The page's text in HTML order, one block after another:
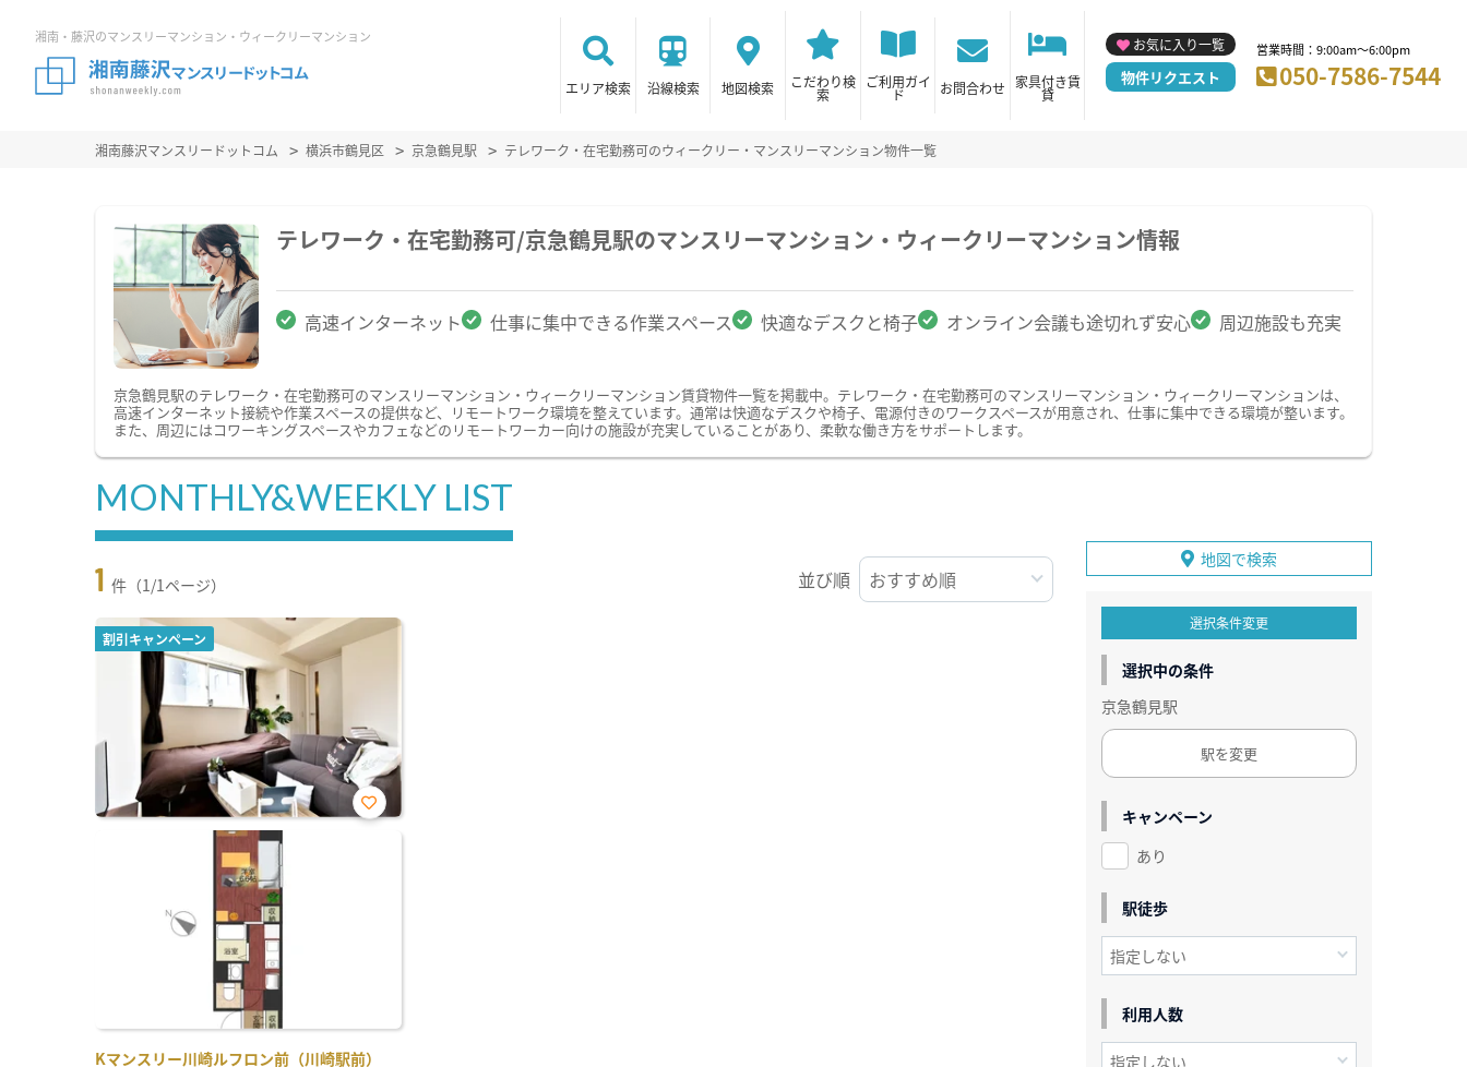
湘南・藤沢のマンスリーマンション・ウィークリーマンション
エリア検索 沿線検索 地図検索 こだわり検
索
ご利用ガイ
ド お問合わせ 家具付き賃
貸
お気に入り一覧
物件リクエスト
営業時間：9:00am～6:00pm
050-7586-7544
湘南藤沢マンスリードットコム 横浜市鶴見区 京急鶴見駅 テレワーク・在宅勤務可のウィークリー・マンスリーマンション物件一覧
テレワーク・在宅勤務可/京急鶴見駅のマンスリーマンション・ウィークリーマンション情報
高速インターネット 仕事に集中できる作業スペース 快適なデスクと椅子 オンライン会議も途切れず安心 周辺施設も充実
京急鶴見駅のテレワーク・在宅勤務可のマンスリーマンション・ウィークリーマンション賃貸物件一覧を掲載中。テレワーク・在宅勤務可のマンスリーマンション・ウィークリーマンションは、
高速インターネット接続や作業スペースの提供など、リモートワーク環境を整えています。通常は快適なデスクや椅子、電源付きのワークスペースが用意され、仕事に集中できる環境が整います。
また、周辺にはコワーキングスペースやカフェなどのリモートワーカー向けの施設が充実していることがあり、柔軟な働き方をサポートします。
MONTHLY&WEEKLY LIST
1 件（1/1ページ） 並び順
割引キャンペーン
Kマンスリー川崎ルフロン前（川崎駅前）
お気
地図で検索
選択条件変更
選択中の条件
京急鶴見駅
駅を変更
キャンペーン
あり
駅徒歩
利用人数